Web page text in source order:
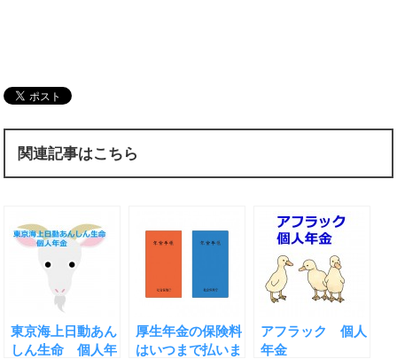
関連記事はこちら
東京海上日動あん
しん生命 個人年
厚生年金の保険料
はいつまで払いま
アフラック 個人
年金